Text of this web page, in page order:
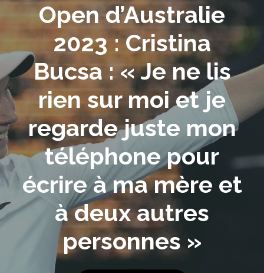
Open d’Australie
2023 : Cristina
Bucsa : « Je ne lis
rien sur moi et je
regarde juste mon
téléphone pour
écrire à ma mère et
à deux autres
personnes »